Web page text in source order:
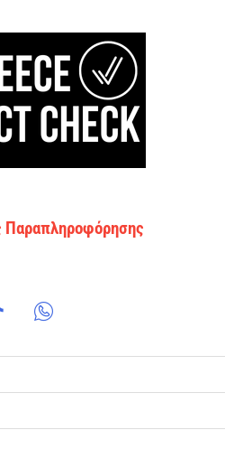
Παραπληροφόρησης